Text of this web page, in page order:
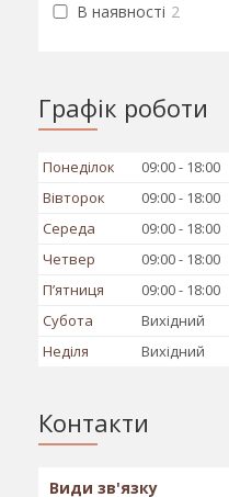
В наявності 2
Графік роботи
Понеділок 09:00
18:00
Вівторок
09:00
18:00
Середа
09:00
18:00
Четвер
09:00
18:00
Пʼятниця
09:00
18:00
Субота
Вихідний
Неділя
Вихідний
Контакти